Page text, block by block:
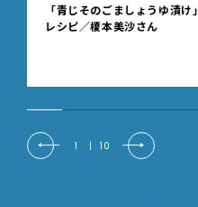
「青じそのごましょうゆ漬け」
レシピ／榎本美沙さん
1 | 10